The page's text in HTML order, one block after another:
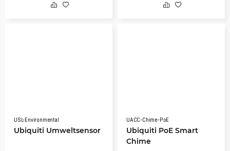
USL-Environmental
Ubiquiti Umweltsensor
UACC-Chime-PoE
Ubiquiti PoE Smart
Chime